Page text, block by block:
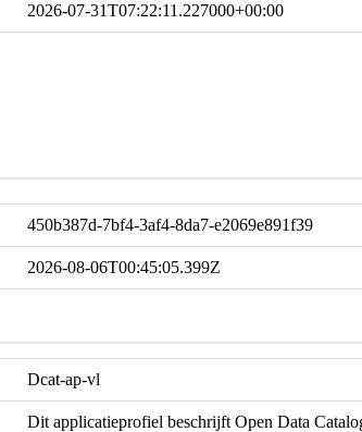
2026-07-31T07:22:11.227000+00:00
450b387d-7bf4-3af4-8da7-e2069e891f39
2026-08-06T00:45:05.399Z
Dcat-ap-vl
Dit applicatieprofiel beschrijft Open Data